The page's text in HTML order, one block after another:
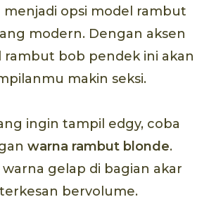
menjadi opsi model rambut
modern. Dengan aksen
rambut bob pendek ini akan
makin seksi.
ingin tampil edgy, coba
warna rambut blonde.
gelap di bagian akar
bervolume.